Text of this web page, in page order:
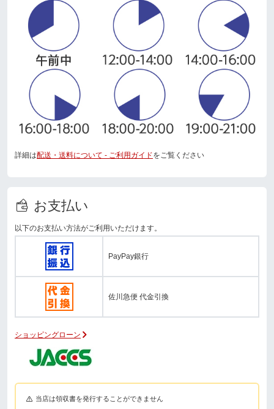
詳細は配送・送料について - ご利用ガイドをご覧ください
お支払い
以下のお支払い方法がご利用いただけます。
PayPay銀行
佐川急便 代金引換
ショッピングローン
当店は領収書を発行することができません